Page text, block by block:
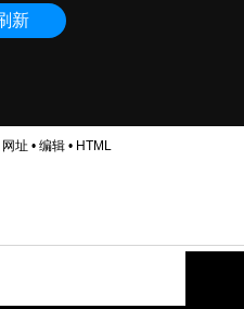
网址 • 编辑• HTML